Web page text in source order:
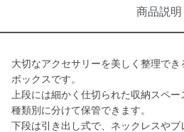
商品説明
大切なアクセサリーを美しく整理で
ボックスです。
上段には細かく仕切られた収納スペ
種類別に分けて保管できます。
下段は引き出し式で、ネックレスや